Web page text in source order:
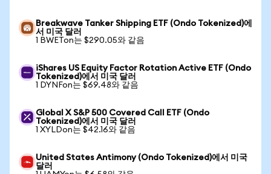
Breakwave Tanker Shipping ETF (Ondo Tokenized)에
서 미국 달러
1 BWETon는 $290.05와 같음
iShares US Equity Factor Rotation Active ETF (Ondo
Tokenized)에서 미국 달러
1 DYNFon는 $69.48와 같음
Global X S&P 500 Covered Call ETF (Ondo
Tokenized)에서 미국 달러
1 XYLDon는 $42.16와 같음
United States Antimony (Ondo Tokenized)에서 미국
달러